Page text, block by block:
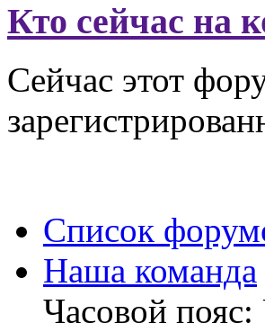
Кто сейчас на
Сейчас этот
Список
Наша команда
Часовой